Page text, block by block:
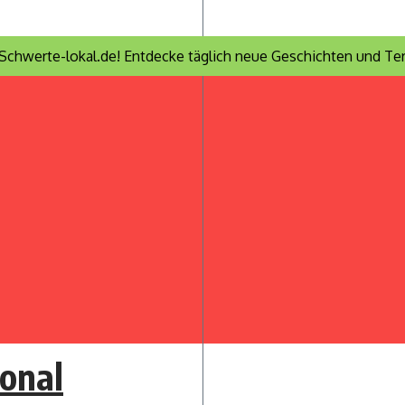
lokal.de! Entdecke täglich neue Geschichten und